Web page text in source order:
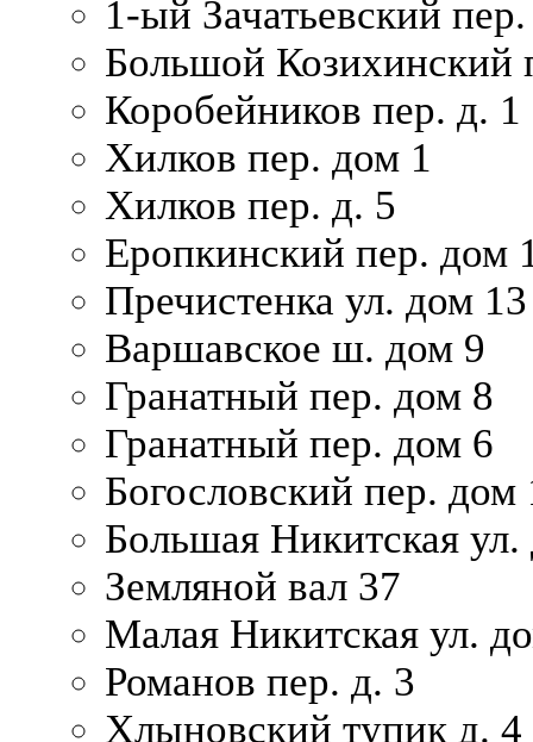
1-ый Зачатьевский
Большой Козихинский
Коробейников пер. д. 1
Хилков пер. дом 1
Хилков пер. д. 5
Еропкинский пер. дом
Пречистенка ул. дом 13
Варшавское ш. дом 9
Гранатный пер. дом 8
Гранатный пер. дом 6
Богословский пер.
Большая Никитская
Земляной вал 37
Малая Никитская ул.
Романов пер. д. 3
Хлыновский тупик д. 4